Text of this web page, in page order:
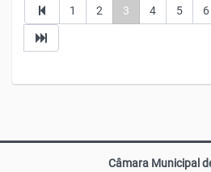
1 2 3 4 5 6
Câmara Municipal